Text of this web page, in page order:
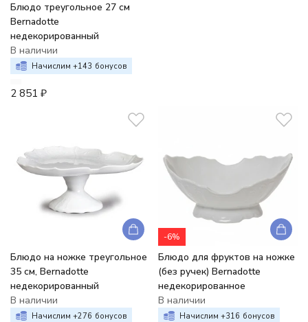
Блюдо треугольное 27 см
Bernadotte
недекорированный
В наличии
Начислим +143 бонусов
2 851 ₽
Блюдо на ножке треугольное
35 см, Bernadotte
недекорированный
В наличии
Начислим +276 бонусов
-6%
Блюдо для фруктов на ножке
(без ручек) Bernadotte
недекорированное
В наличии
Начислим +316 бонусов